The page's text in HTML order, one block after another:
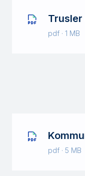
Trusler
pdf · 1 MB
pdf · 5 MB